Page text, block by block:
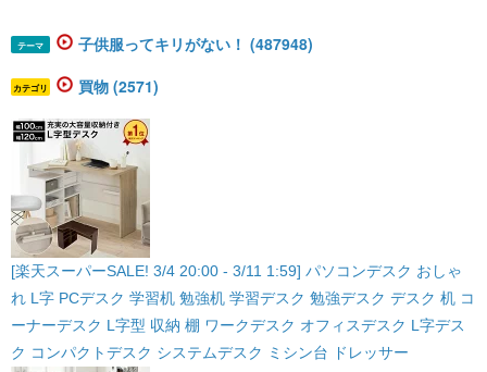
テーマ 子供服ってキリがない！ (487948)
カテゴリ 買物 (2571)
[楽天スーパーSALE! 3/4 20:00 - 3/11 1:59] パソコンデスク おしゃ
れ L字 PCデスク 学習机 勉強机 学習デスク 勉強デスク デスク 机 コ
ーナーデスク L字型 収納 棚 ワークデスク オフィスデスク L字デス
ク コンパクトデスク システムデスク ミシン台 ドレッサー